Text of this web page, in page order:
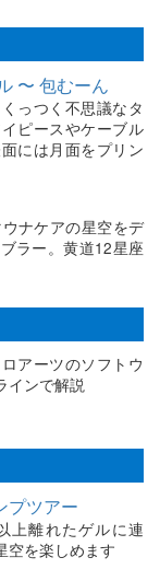
〜 包むーん
っつく不思議なタ
ピースやケーブル
には月面をプリン
ナケアの星空をデ
ラー。黄道12星座
アーツのソフトウ
インで解説
プツアー
上離れたゲルに連
空を楽しめます